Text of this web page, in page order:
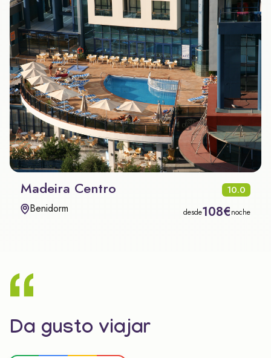
Madeira Centro 10.0
Benidorm desde108€noche
Da gusto viajar